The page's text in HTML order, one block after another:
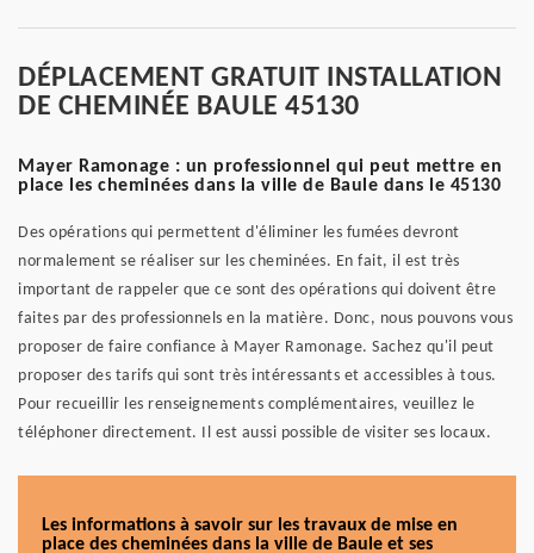
DÉPLACEMENT GRATUIT INSTALLATION
DE CHEMINÉE BAULE 45130
Mayer Ramonage : un professionnel qui peut mettre en
place les cheminées dans la ville de Baule dans le 45130
Des opérations qui permettent d'éliminer les fumées devront
normalement se réaliser sur les cheminées. En fait, il est très
important de rappeler que ce sont des opérations qui doivent être
faites par des professionnels en la matière. Donc, nous pouvons vous
proposer de faire confiance à Mayer Ramonage. Sachez qu'il peut
proposer des tarifs qui sont très intéressants et accessibles à tous.
Pour recueillir les renseignements complémentaires, veuillez le
téléphoner directement. Il est aussi possible de visiter ses locaux.
Les informations à savoir sur les travaux de mise en
place des cheminées dans la ville de Baule et ses